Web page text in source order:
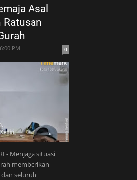
Asal
Ratusan
PM 0
- Menjaga situasi
memberikan
dan seluruh